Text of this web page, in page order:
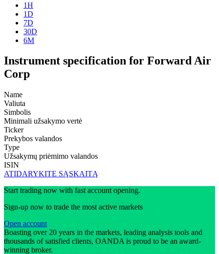
1H
1D
7D
30D
6M
Instrument specification for Forward Air
Corp
Name
Valiuta
Simbolis
Minimali užsakymo vertė
Ticker
Prekybos valandos
Type
Užsakymų priėmimo valandos
ISIN
ATIDARYKITE SĄSKAITĄ
Start trading now with fast account opening.
Sign-up now to trade the most active markets
Open account
Boasting over 20 years in the markets, leading analysis tools and
thousands of satisfied clients, OANDA is proud to be an award-
winning broker.